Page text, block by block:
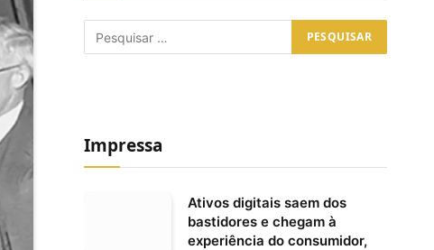
Impressa
Ativos digitais saem dos
bastidores e chegam à
experiência do consumidor,